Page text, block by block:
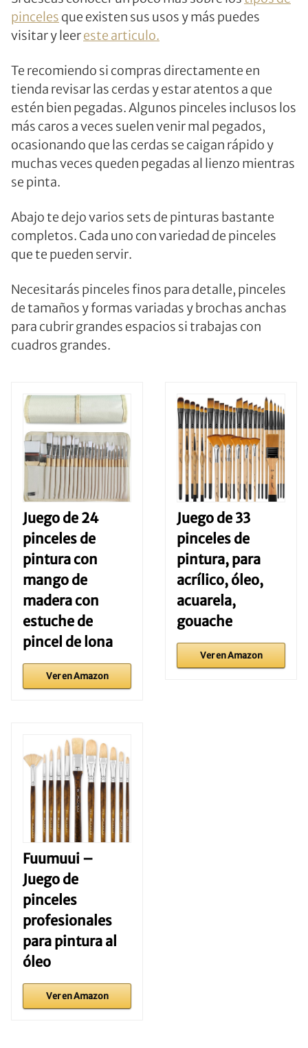
pinceles que existen sus usos y más puedes
visitar y leereste articulo.
Te recomiendo si compras directamente en
tienda revisar las cerdas y estar atentos a que
estén bien pegadas. Algunos pinceles inclusos los
más caros a veces suelen venir mal pegados,
ocasionando que las cerdas se caigan rápido y
muchas veces queden pegadas al lienzo mientras
se pinta.
Abajo te dejo varios sets de pinturas bastante
completos. Cada uno con variedad de pinceles
que te pueden servir.
Necesitarás pinceles finos para detalle, pinceles
de tamaños y formas variadas y brochas anchas
para cubrir grandes espacios si trabajas con
cuadros grandes.
Juego de 24
pinceles de
pintura con
mango de
madera con
estuche de
pincel de lona
Ver en Amazon
Juego de 33
pinceles de
pintura, para
acrílico, óleo,
acuarela,
gouache
Ver en Amazon
Fuumuui –
Juego de
pinceles
profesionales
para pintura al
óleo
Ver en Amazon